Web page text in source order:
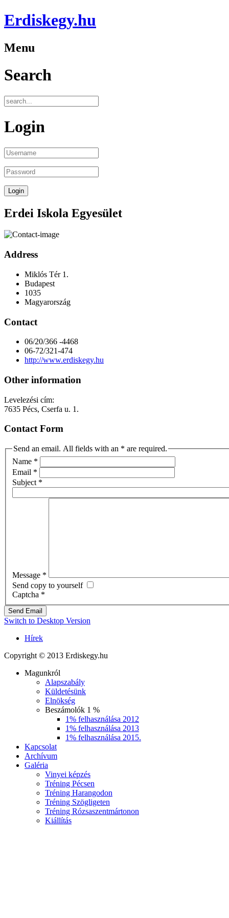
Erdiskegy.hu
Menu
Search
Login
Erdei Iskola Egyesület
Address
Miklós Tér 1.
Budapest
1035
Magyarország
Contact
06/20/366 -4468
06-72/321-474
http://www.erdiskegy.hu
Other information
Levelezési cím:
7635 Pécs, Cserfa u. 1.
Contact Form
Send an email. All fields with an * are required.
Name *
Email *
Subject *
Message *
Send copy to yourself
Captcha *
Send Email
Switch to Desktop Version
Hírek
Copyright © 2013 Erdiskegy.hu
Magunkról
Alapszabály
Küldetésünk
Elnökség
Beszámolók 1 %
1% felhasználása 2012
1% felhasználása 2013
1% felhasználása 2015.
Kapcsolat
Archívum
Galéria
Vinyei képzés
Tréning Pécsen
Tréning Harangodon
Tréning Szögligeten
Tréning Rózsaszentmártonon
Kiállítás